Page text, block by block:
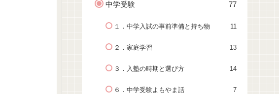
中学受験 77
１．中学入試の事前準備と持ち物 11
２．家庭学習 13
３．入塾の時期と選び方 14
６．中学受験よもやま話 7